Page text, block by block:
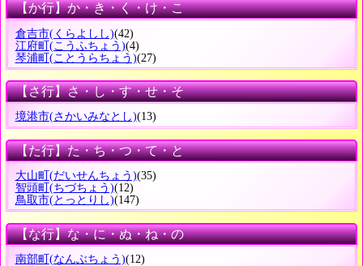
【か行】か・き・く・け・こ
倉吉市(くらよしし)(42)
江府町(こうふちょう)(4)
琴浦町(ことうらちょう)(27)
【さ行】さ・し・す・せ・そ
境港市(さかいみなとし)(13)
【た行】た・ち・つ・て・と
大山町 (だいせんちょう)(35)
智頭町 (ちづちょう)(12)
鳥取市(とっとりし)(147)
【な行】な・に・ぬ・ね・の
南部町 (なんぶちょう)(12)